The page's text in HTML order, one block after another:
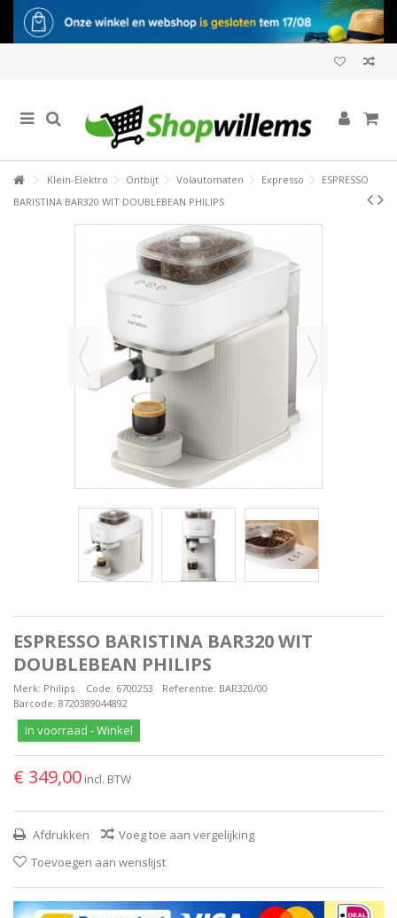
Klein-Elektro Ontbijt Volautomaten Expresso
ESPRESSO
BARISTINA BAR320 WIT DOUBLEBEAN PHILIPS
ESPRESSO BARISTINA BAR320 WIT
DOUBLEBEAN PHILIPS
Merk: Philips Code: 6700253 Referentie: BAR320/00
Barcode: 8720389044892
In voorraad - Winkel
€ 349,00 incl. BTW
Afdrukken
Voeg toe aan vergelijking
Toevoegen aan wenslijst